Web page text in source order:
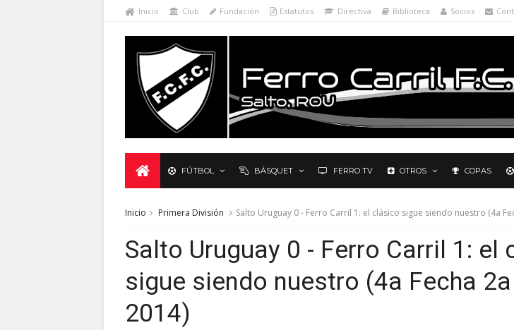
Inicio Club Fundación Estatutos Directiva Biblioteca Socios
FÚTBOL BÁSQUET FERRO TV OTROS COPAS
Inicio Primera División Salto Uruguay 0 - Ferro Carril 1: el clásico sigue siendo nuestro (4a
Salto Uruguay 0 - Ferro Carril 1: el
sigue siendo nuestro (4a Fecha
2014)